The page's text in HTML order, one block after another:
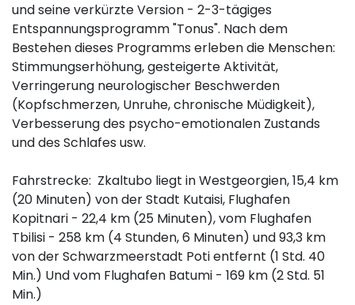
und seine verkürzte Version - 2-3-tägiges
Entspannungsprogramm "Tonus". Nach dem
Bestehen dieses Programms erleben die Menschen:
Stimmungserhöhung, gesteigerte Aktivität,
Verringerung neurologischer Beschwerden
(Kopfschmerzen, Unruhe, chronische Müdigkeit),
Verbesserung des psycho-emotionalen Zustands
und des Schlafes usw.
Fahrstrecke: Zkaltubo liegt in Westgeorgien, 15,4 km
(20 Minuten) von der Stadt Kutaisi, Flughafen
Kopitnari - 22,4 km (25 Minuten), vom Flughafen
Tbilisi - 258 km (4 Stunden, 6 Minuten) und 93,3 km
von der Schwarzmeerstadt Poti entfernt (1 Std. 40
Min.) Und vom Flughafen Batumi - 169 km (2 Std. 51
Min.)